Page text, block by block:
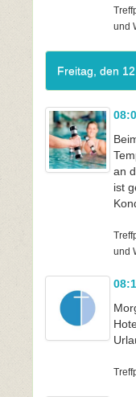
und
Freitag, den
an
ist
und